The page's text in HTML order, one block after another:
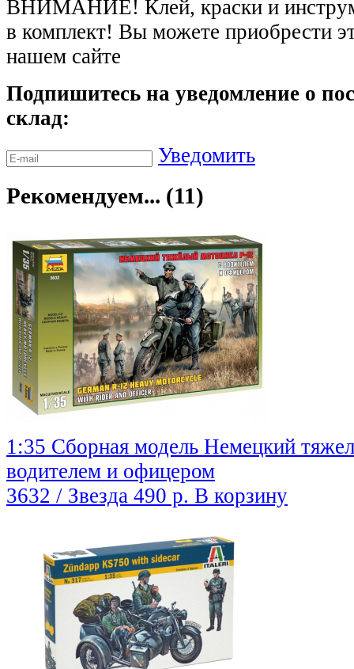
ВНИМАНИЕ! Клей, краски и
в комплект! Вы можете приобрести
нашем сайте
Подпишитесь на уведомление о
склад:
Уведомить
Рекомендуем... (11)
1:35 Сборная модель Немецкий
водителем и офицером
3632 / Звезда 490 р. В корзину